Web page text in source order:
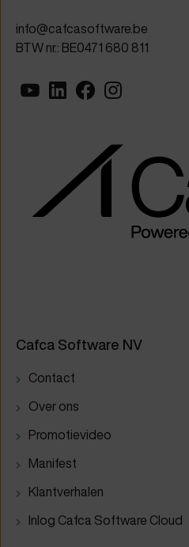
info@cafcasoftware.be
BTW nr.: BE0471 680 811
Cafca Software NV
Contact
Over ons
Promotievideo
Manifest
Klantverhalen
Inlog Cafca Software Cloud